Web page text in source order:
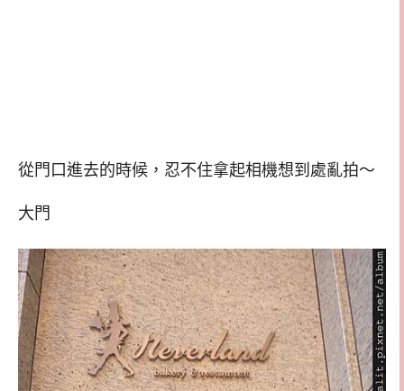
從門口進去的時候，忍不住拿起相機想到處亂拍～
大門